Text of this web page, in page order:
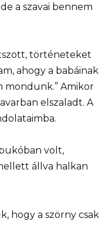
a szavai bennem
történeteket
ahogy a babáinak
mondunk.” Amikor
elszaladt. A
volt,
állva halkan
hogy a szörny csak